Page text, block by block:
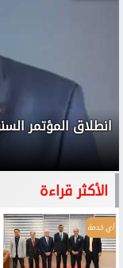
الأكثر قراءة
أي خدمة